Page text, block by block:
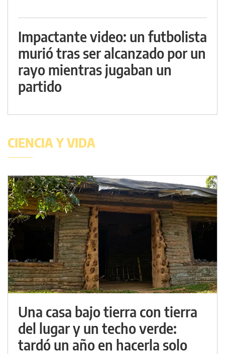
Impactante video: un futbolista
murió tras ser alcanzado por un
rayo mientras jugaban un
partido
CIENCIA Y VIDA
Una casa bajo tierra con tierra
del lugar y un techo verde:
tardó un año en hacerla solo